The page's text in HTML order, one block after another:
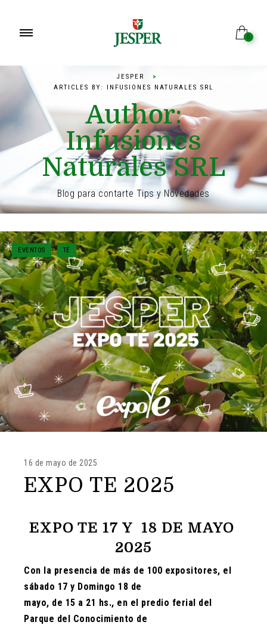
0
JESPER
>
ARTICLES BY: INFUSIONES NATURALES SRL
Author:
Infusiones
Naturales SRL
Blog para contarte Tips y Novedades
EVENTOS TÉ
16 de mayo de 2025
EXPO TE 2025
EXPO TE 17 Y 18 DE MAYO
2025
Con la presencia de más de 100 expositores, el
sábado 17 y Domingo 18 de
mayo, de 15 a 21 hs., en el predio ferial del
Parque del Conocimiento de